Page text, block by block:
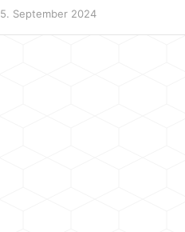
5. September 2024